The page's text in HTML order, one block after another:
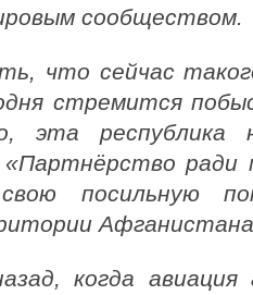
сообществом.
что сейчас
стремится
эта республика
ради
посильную
когда авиация